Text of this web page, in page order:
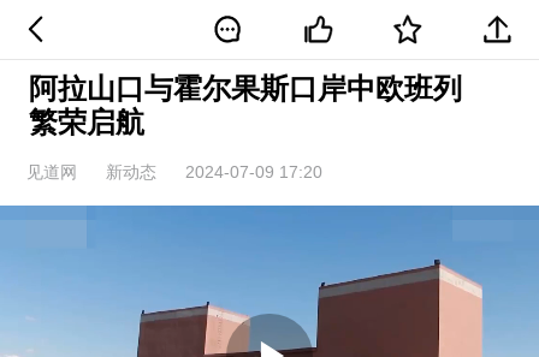
阿拉山口与霍尔果斯口岸中欧班列
繁荣启航
见道网 新动态 2024-07-09 17:20